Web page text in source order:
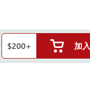
$200+ 加入